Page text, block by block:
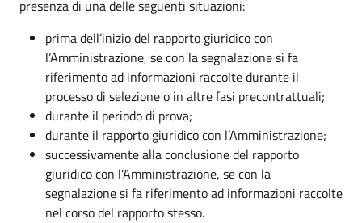
presenza di una delle seguenti situazioni:
prima dell’inizio del rapporto giuridico con
l’Amministrazione, se con la segnalazione si fa
riferimento ad informazioni raccolte durante il
processo di selezione o in altre fasi precontrattuali;
durante il periodo di prova;
durante il rapporto giuridico con l’Amministrazione;
successivamente alla conclusione del rapporto
giuridico con l’Amministrazione, se con la
segnalazione si fa riferimento ad informazioni raccolte
nel corso del rapporto stesso.